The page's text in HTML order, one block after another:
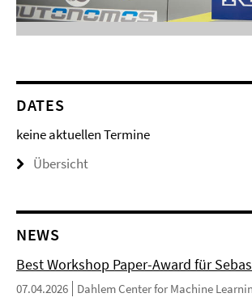
DATES
keine aktuellen Termine
Übersicht
NEWS
Best Workshop Paper-Award für
07.04.2026 Dahlem Center for Machine